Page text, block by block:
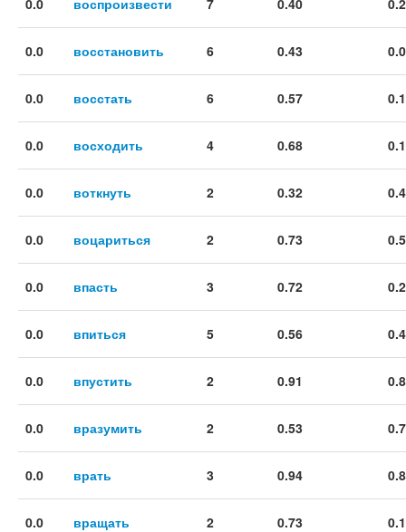
0.0 воспроизвести 7 0.40
0.0 восстановить 6 0.43
0.0 восстать 6 0.57
0.0 восходить 4 0.68
0.0 воткнуть 2 0.32
0.0 воцариться 2 0.73
0.0 впасть 3 0.72
0.0 впиться 5 0.56
0.0 впустить 2 0.91
0.0 вразумить 2 0.53
0.0 врать 3 0.94
0.0 вращать 2 0.73